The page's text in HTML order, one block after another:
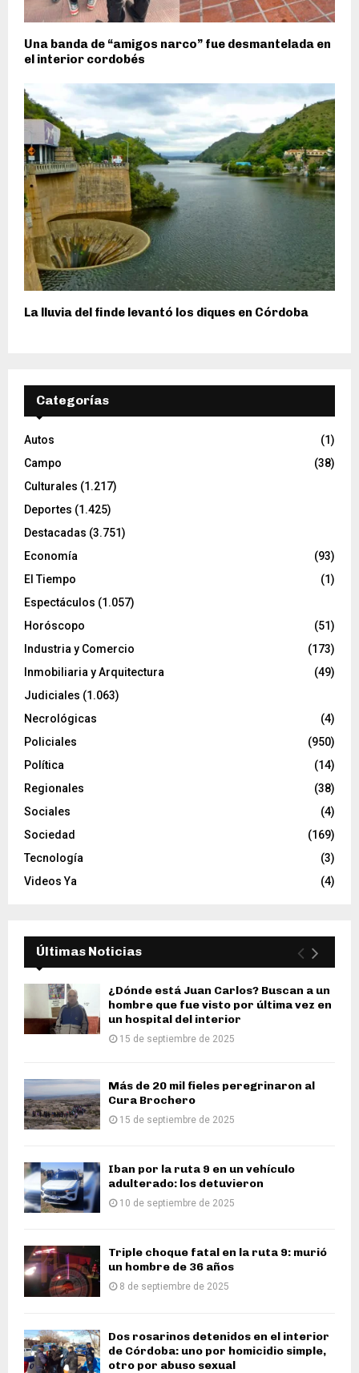
Una banda de “amigos narco” fue desmantelada en
el interior cordobés
La lluvia del finde levantó los diques en Córdoba
Categorías
Autos
(1)
Campo
(38)
Culturales (1.217)
Deportes (1.425)
Destacadas (3.751)
Economía
(93)
El Tiempo
(1)
Espectáculos (1.057)
Horóscopo
(51)
Industria y Comercio
(173)
Inmobiliaria y Arquitectura
(49)
Judiciales (1.063)
Necrológicas
(4)
Policiales
(950)
Política
(14)
Regionales
(38)
Sociales
(4)
Sociedad
(169)
Tecnología
(3)
Videos Ya
(4)
Últimas Noticias
¿Dónde está Juan Carlos? Buscan a un
hombre que fue visto por última vez en
un hospital del interior
15 de septiembre de 2025
Más de 20 mil fieles peregrinaron al
Cura Brochero
15 de septiembre de 2025
Iban por la ruta 9 en un vehículo
adulterado: los detuvieron
10 de septiembre de 2025
Triple choque fatal en la ruta 9: murió
un hombre de 36 años
8 de septiembre de 2025
Dos rosarinos detenidos en el interior
de Córdoba: uno por homicidio simple,
otro por abuso sexual